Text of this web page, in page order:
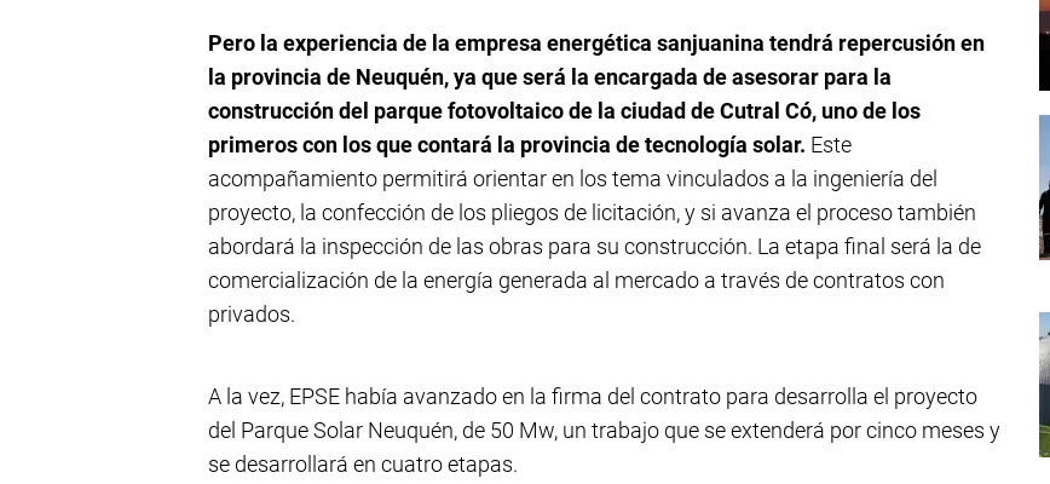
Pero la experiencia de la empresa energética sanjuanina tendrá repercusión en
la provincia de Neuquén, ya que será la encargada de asesorar para la
construcción del parque fotovoltaico de la ciudad de Cutral Có, uno de los
primeros con los que contará la provincia de tecnología solar. Este
acompañamiento permitirá orientar en los tema vinculados a la ingeniería del
proyecto, la confección de los pliegos de licitación, y si avanza el proceso también
abordará la inspección de las obras para su construcción. La etapa final será la de
comercialización de la energía generada al mercado a través de contratos con
privados.
A la vez, EPSE había avanzado en la firma del contrato para desarrolla el proyecto
del Parque Solar Neuquén, de 50 Mw, un trabajo que se extenderá por cinco meses y
se desarrollará en cuatro etapas.